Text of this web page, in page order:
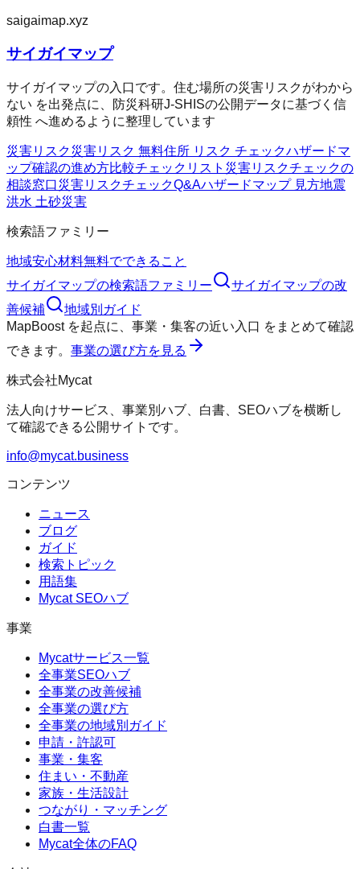
saigaimap.xyz
サイガイマップ
サイガイマップの入口です。住む場所の災害リスクがわから
ない を出発点に、防災科研J-SHISの公開データに基づく信
頼性 へ進めるように整理しています
災害リスク災害リスク 無料住所 リスク チェックハザードマ
ップ確認の進め方比較チェックリスト 災害リスクチェックの
相談窓口災害リスクチェックQ&Aハザードマップ 見方地震
洪水 土砂災害
検索語ファミリー
地域安心材料無料でできること
サイガイマップの検索語ファミリー サイガイマップの改
善候補
地域別ガイド
MapBoostを起点に、 事業・集客の近い入口 をまとめて確認
できます。 事業の選び方を見る
株式会社Mycat
法人向けサービス、事業別ハブ、白書、SEOハブを横断し
て確認できる公開サイトです。
info@mycat.business
コンテンツ
ニュース
ブログ
ガイド
検索トピック
用語集
Mycat SEOハブ
事業
Mycatサービス一覧
全事業SEOハブ
全事業の改善候補
全事業の選び方
全事業の地域別ガイド
申請・許認可
事業・集客
住まい・不動産
家族・生活設計
つながり・マッチング
白書一覧
Mycat全体のFAQ